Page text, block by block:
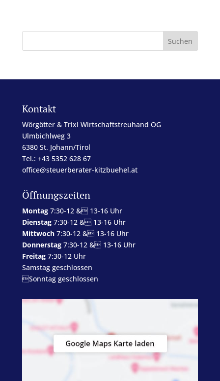
Kontakt
Wörgötter & Trixl Wirtschaftstreuhand OG
Ulmbichlweg 3
6380 St. Johann/Tirol
Tel.: +43 5352 628 67
office@steuerberater-kitzbuehel.at
Öffnungszeiten
Montag7:30-12 & 13-16 Uhr
Dienstag7:30-12 & 13-16 Uhr
Mittwoch7:30-12 & 13-16 Uhr
Donnerstag7:30-12 & 13-16 Uhr
Freitag7:30-12 Uhr
Samstag geschlossen
Sonntag geschlossen